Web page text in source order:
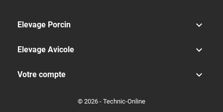
Elevage Porcin 
Elevage Avicole 
Votre compte 
© 2026 - Technic-Online